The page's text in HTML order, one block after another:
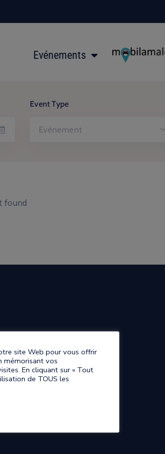
Evénements
Event Type
Evènement
found
site Web pour vous offrir
mémorisant vos
En cliquant sur « Tout
de TOUS les